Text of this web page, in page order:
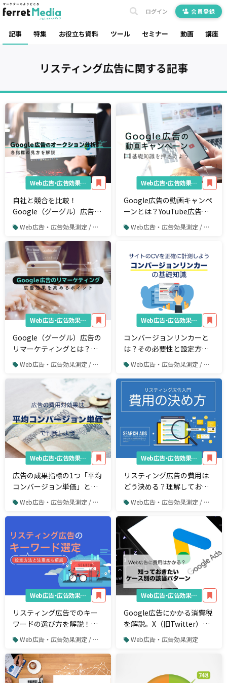
記事 特集 お役立ち資料 ツール セミナー 動画 講座
ログイン 会員登録
リスティング広告に関する記事
Web広告・広告効果測定
自社と競合を比較！
Google（グーグル）広告の
「オークション分析」を活
用しよう
Web広告・広告効果測定 / リスティング広告 / Google広告
Web広告・広告効果測定
Google広告の動画キャンペ
ーンとは？YouTube広告を
成功させるコツ
Web広告・広告効果測定 / リスティング広告 / Google広告
Web広告・広告効果測定
Google（グーグル）広告の
リマーケティングとは？初
心者でもわかる設定方法と
Web広告・広告効果測定 / リスティング広告 / Google広告
Web広告・広告効果測定
コンバージョンリンカーと
は？その必要性と設定方法
を解説
Web広告・広告効果測定 / リスティング広告 / Google広告
Web広告・広告効果測定
広告の成果指標の1つ「平均
コンバージョン単価」と
は。知っておきたい広告運
用の基礎知識
Web広告・広告効果測定 / リスティング広告
Web広告・広告効果測定
リスティング広告の費用は
どう決める？理解しておき
たいWeb広告費用の基礎知
識
Web広告・広告効果測定 / リスティング広告
Web広告・広告効果測定
リスティング広告でのキー
ワードの選び方を解説！選
定におすすめのツール5選も
Web広告・広告効果測定 / リスティング広告
Web広告・広告効果測定
Google広告にかかる消費税
を解説。X（旧Twitter）や
Facebookのケースも
Web広告・広告効果測定